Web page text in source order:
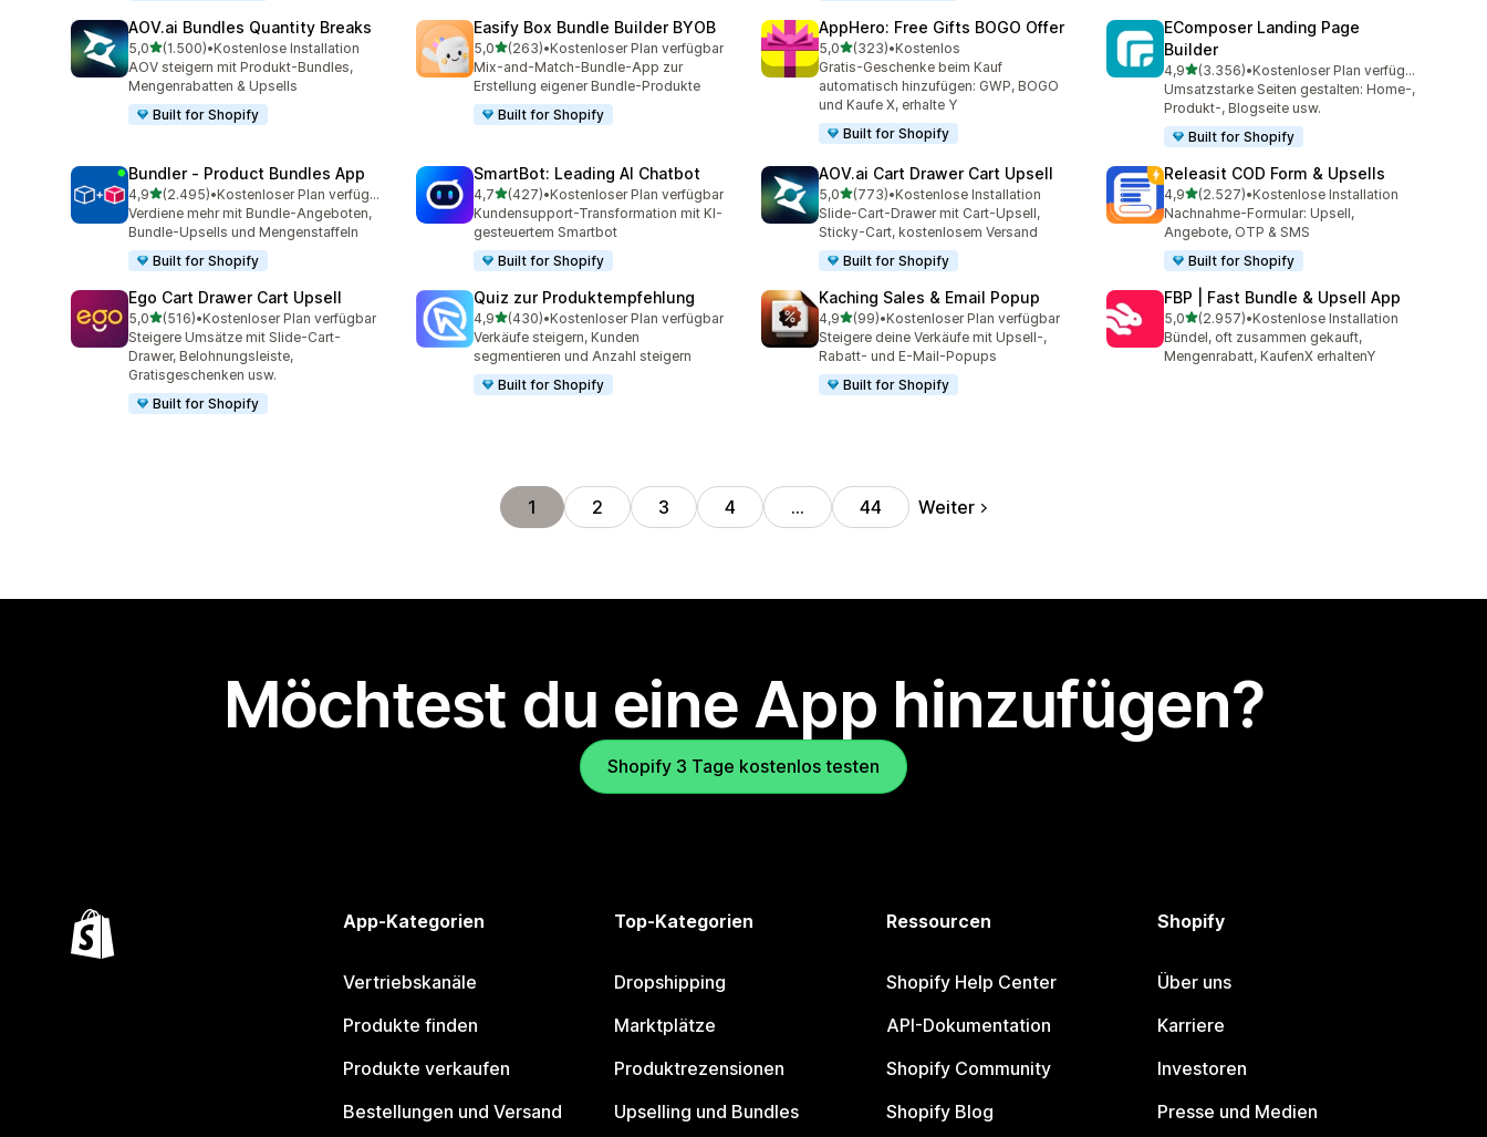
AOV.ai Bundles Quantity Breaks
5,0von 5 Sternen
(1.500)
1500 Rezensionen insgesamt
•Kostenlose Installation
AOV steigern mit Produkt-Bundles,
Mengenrabatten & Upsells
Built for Shopify
Easify Box Bundle Builder BYOB
5,0von 5 Sternen
(263)
263 Rezensionen insgesamt
•Kostenloser Plan verfügbar
Mix-and-Match-Bundle-App zur
Erstellung eigener Bundle-Produkte
Built for Shopify
AppHero: Free Gifts BOGO Offer
5,0von 5 Sternen
(323)
323 Rezensionen insgesamt
•Kostenlos
Gratis-Geschenke beim Kauf
automatisch hinzufügen: GWP, BOGO
und Kaufe X, erhalte Y
Built for Shopify
EComposer Landing Page
Builder
4,9von 5 Sternen
(3.356)
3356 Rezensionen insgesamt
•
Kostenloser Plan verfügbar
Umsatzstarke Seiten gestalten: Home-,
Produkt-, Blogseite usw.
Built for Shopify
Bundler ‑ Product Bundles App
4,9von 5 Sternen
(2.495)
2495 Rezensionen insgesamt
•
Kostenloser Plan verfügbar
Verdiene mehr mit Bundle-Angeboten,
Bundle-Upsells und Mengenstaffeln
Built for Shopify
SmartBot: Leading AI Chatbot
4,7von 5 Sternen
(427)
427 Rezensionen insgesamt
•Kostenloser Plan verfügbar
Kundensupport-Transformation mit KI-
gesteuertem Smartbot
Built for Shopify
AOV.ai Cart Drawer Cart Upsell
5,0von 5 Sternen
(773)
773 Rezensionen insgesamt
•Kostenlose Installation
Slide-Cart-Drawer mit Cart-Upsell,
Sticky-Cart, kostenlosem Versand
Built for Shopify
Releasit COD Form & Upsells
4,9von 5 Sternen
(2.527)
2527 Rezensionen insgesamt
•Kostenlose Installation
Nachnahme-Formular: Upsell,
Angebote, OTP & SMS
Built for Shopify
Ego Cart Drawer Cart Upsell
5,0von 5 Sternen
(516)
516 Rezensionen insgesamt
•Kostenloser Plan verfügbar
Steigere Umsätze mit Slide-Cart-
Drawer, Belohnungsleiste,
Gratisgeschenken usw.
Built for Shopify
Quiz zur Produktempfehlung
4,9von 5 Sternen
(430)
430 Rezensionen insgesamt
•Kostenloser Plan verfügbar
Verkäufe steigern, Kunden
segmentieren und Anzahl steigern
Built for Shopify
Kaching Sales & Email Popup
4,9von 5 Sternen
(99)
99 Rezensionen insgesamt
•Kostenloser Plan verfügbar
Steigere deine Verkäufe mit Upsell-,
Rabatt- und E-Mail-Popups
Built for Shopify
FBP | Fast Bundle & Upsell App
5,0von 5 Sternen
(2.957)
2957 Rezensionen insgesamt
•Kostenlose Installation
Bündel, oft zusammen gekauft,
Mengenrabatt, KaufenX erhaltenY
1 2 3 4 … 44 Weiter
Möchtest du eine App hinzufügen?
Shopify 3 Tage kostenlos testen
App-Kategorien
Vertriebskanäle
Produkte finden
Produkte verkaufen
Bestellungen und Versand
Top-Kategorien
Dropshipping
Marktplätze
Produktrezensionen
Upselling und Bundles
Ressourcen
Shopify Help Center
API-Dokumentation
Shopify Community
Shopify Blog
Shopify
Über uns
Karriere
Investoren
Presse und Medien